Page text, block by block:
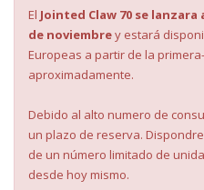
El Jointed Claw 70 se
de noviembrey estará
Europeas a partir de la
aproximadamente.
Debido al alto numero de
un plazo de reserva.
de un número limitado de
desde hoy mismo.